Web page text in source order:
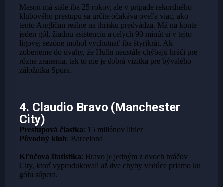
Mason má stále iba 25 rokov, ale v prípade rekordného
klubového prestupu sa určite očakáva oveľa viac, ako
tento Angličan reálne na ihrisku predvádza. Má na konte
jeden gól, žiadnu asistenciu a celých 90 minút si v tejto
ligovej sezóne mohol vychutnať iba štyrikrát. Ak
zoberieme do úvahy, že Hullu neustále chýbajú hráči pre
rôzne zranenia, tak to nie je dobrá vizitka pre bývalého
záložníka Spurs.
4. Claudio Bravo (Manchester
City)
Prestupová čiastka: 15 miliónov libier
Pôvodný klub: Barcelona
Kľúčová štatistika: Bravo je jedným z dvoch hráčov
City, ktorí vyprodukovali až dve chyby vedúce priamo ku
gólu súpera.